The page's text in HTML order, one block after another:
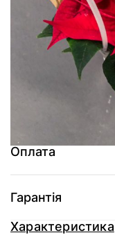
Доставка
Сезонна кімнатна
Оплата
Гарантія
Характеристика